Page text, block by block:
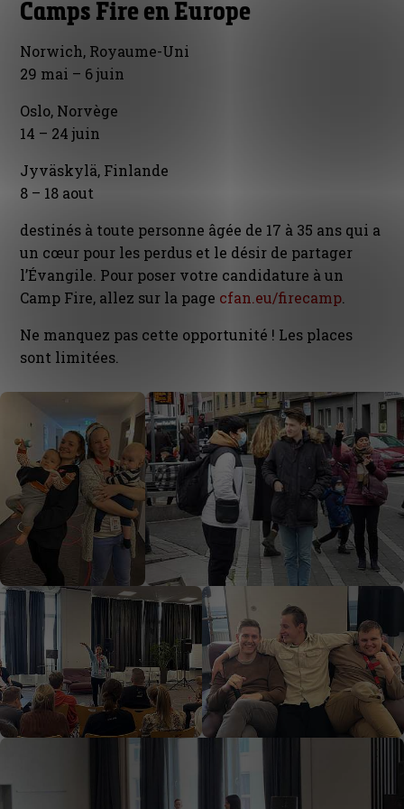
Camps Fire en Europe
Norwich, Royaume-Uni
29 mai – 6 juin
Oslo, Norvège
14 – 24 juin
Jyväskylä, Finlande
8 – 18 aout
destinés à toute personne âgée de 17 à 35 ans qui a
un cœur pour les perdus et le désir de partager
l’Évangile. Pour poser votre candidature à un
Camp Fire, allez sur la page cfan.eu/firecamp
Ne manquez pas cette opportunité ! Les places
sont limitées.